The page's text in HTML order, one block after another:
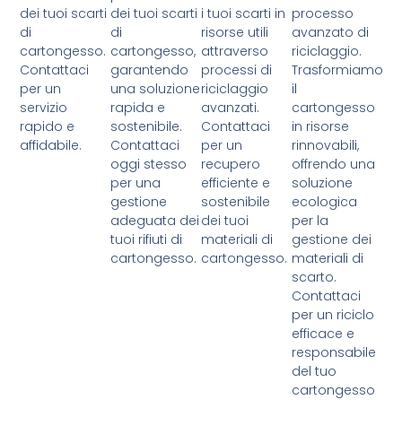
dei tuoi scarti
di
cartongesso.
Contattaci
per un
servizio
rapido e
affidabile.
dei tuoi scarti
di
cartongesso,
garantendo
una soluzione
rapida e
sostenibile.
Contattaci
oggi stesso
per una
gestione
adeguata dei
tuoi rifiuti di
cartongesso.
i tuoi scarti in
risorse utili
attraverso
processi di
riciclaggio
avanzati.
Contattaci
per un
recupero
efficiente e
sostenibile
dei tuoi
materiali di
cartongesso.
processo
avanzato di
riciclaggio.
Trasformiamo
il
cartongesso
in risorse
rinnovabili,
offrendo una
soluzione
ecologica
per la
gestione dei
materiali di
scarto.
Contattaci
per un riciclo
efficace e
responsabile
del tuo
cartongesso